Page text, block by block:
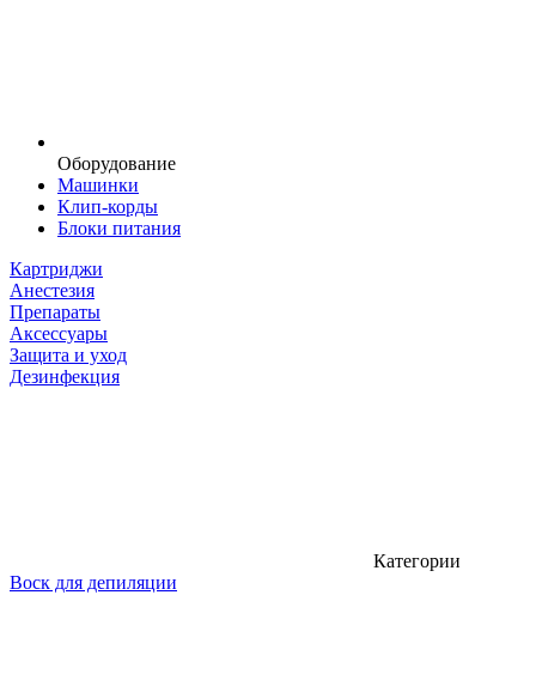
Оборудование
Машинки
Клип-корды
Блоки питания
Картриджи
Анестезия
Препараты
Аксессуары
Защита и уход
Дезинфекция
Категории
Воск для депиляции